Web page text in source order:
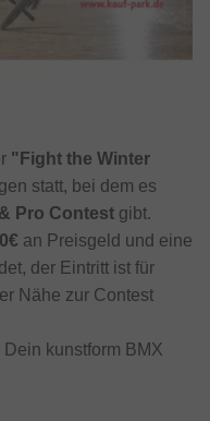
"Fight the Winter
statt, bei dem es
Pro Contest gibt.
an Preisgeld und eine
der Eintritt ist für
Nähe zur Contest
kunstform BMX